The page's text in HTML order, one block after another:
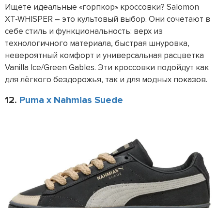
Ищете идеальные «горпкор» кроссовки? Salomon
XT-WHISPER – это культовый выбор. Они сочетают в
себе стиль и функциональность: верх из
технологичного материала, быстрая шнуровка,
невероятный комфорт и универсальная расцветка
Vanilla Ice/Green Gables. Эти кроссовки подойдут как
для лёгкого бездорожья, так и для модных показов.
12. Puma x Nahmias Suede